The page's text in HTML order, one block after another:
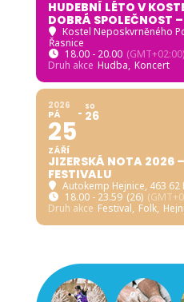
HUDEBNÍ LÉTO V
DOBRÁ SPOLEČNOST
Kostel Neposkvrněného
Řasnice
18.00 - 20.00 (GMT+02:00)
Druh akce Hudba, Koncert
2026
PÁ
25
ZÁŘÍ
SO
26
JIZERSKÁ NOTA 2026
FESTIVALU
Autokemp Hejnice, 463 62
18.00 - 23.59 (26)
Druh akce Festival, Folk,